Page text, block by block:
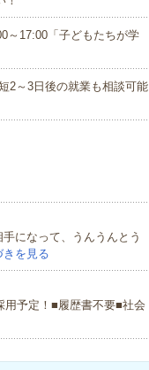
～17:00「子どもたちが学
2～3日後の就業も相談可能
になって、うんうんとう
きを見る
予定！■履歴書不要■社会